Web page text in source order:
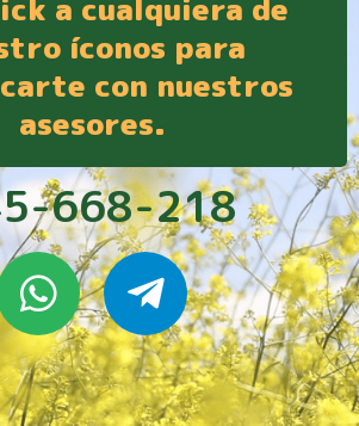
a cualquiera de
íconos para
con nuestros
asesores.
668-218